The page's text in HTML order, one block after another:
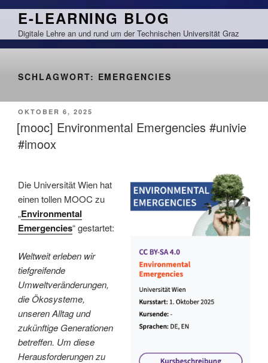
Zum
springen
E-LEARNING BLOG
Digitale Lehre an und rund um der Technischen Universität Graz
SCHLAGWORT: EMERGENCIES
VERÖFFENTLICHT
AM
OKTOBER 6, 2025
[mooc] Environmental Emergencies #univie
#imoox
Die Universität Wien hat
einen tollen MOOC zu
„Environmental
Emergencies“ gestartet:
Weltweit erleben wir
tiefgreifende
Umweltveränderungen,
die Ökosysteme,
unseren Alltag und
zukünftige Generationen
betreffen. Um diese
Herausforderungen zu